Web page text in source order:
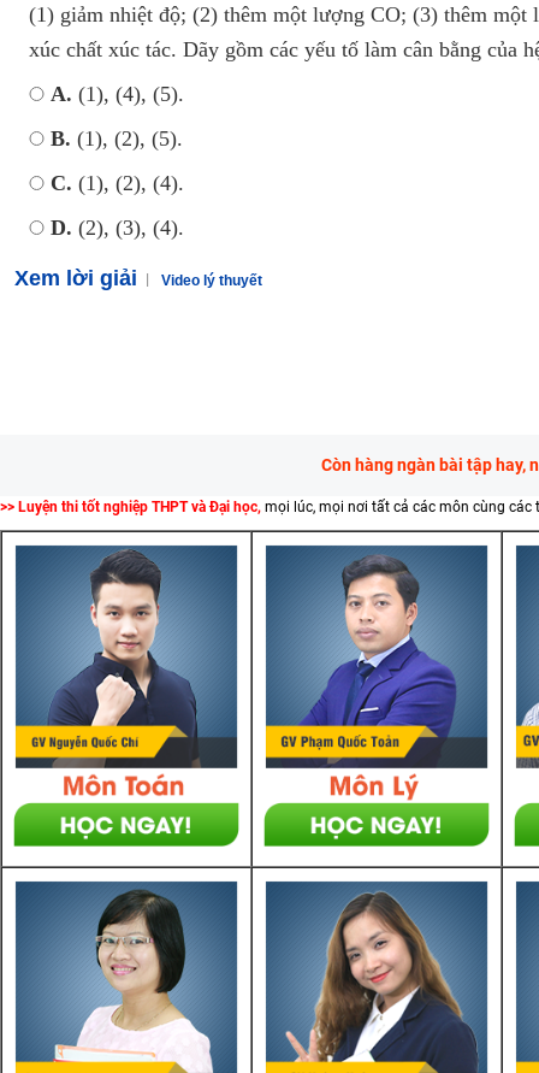
(1) giảm nhiệt độ; (2) thêm một lượng CO; (3) thêm một
xúc chất xúc tác. Dãy gồm các yếu tố làm cân bằng của
A. (1), (4), (5).
B. (1), (2), (5).
C. (1), (2), (4).
D. (2), (3), (4).
Xem lời giải Video lý thuyết
Còn hàng ngàn bài tập hay,
>> Luyện thi tốt nghiệp THPT và Đại học, mọi lúc, mọi nơi tất cả các môn cùng các